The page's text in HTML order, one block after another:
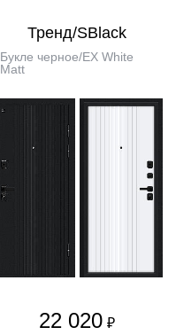
Тренд/SBlack
Букле черное/EX White
Matt
22 020 ₽